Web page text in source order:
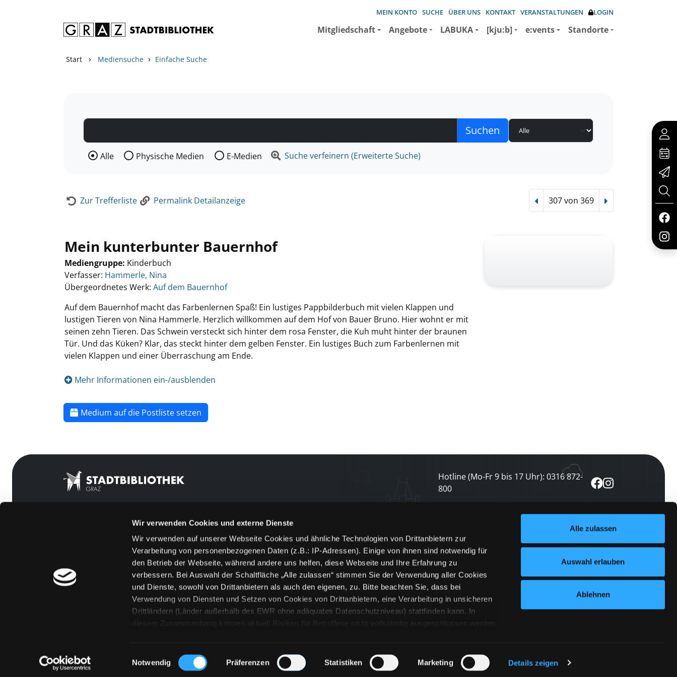
Wir verwenden Cookies und externe Dienste
Wir verwenden auf unserer Webseite Cookies und ähnliche Technologien von Drittanbietern zur
Verarbeitung von personenbezogenen Daten (z.B.: IP-Adressen). Einige von ihnen sind notwendig für
den Betrieb der Webseite, während andere uns helfen, diese Webseite und Ihre Erfahrung zu
verbessern. Bei Auswahl der Schaltfläche „Alle zulassen“ stimmen Sie der Verwendung aller Cookies
und Dienste, sowohl von Drittanbietern als auch den eigenen, zu. Bitte beachten Sie, dass bei
Verwendung von Diensten und Setzen von Cookies von Drittanbietern, eine Verarbeitung in unsicheren
Drittländern (Länder außerhalb des EWR ohne adäquates Datenschutzniveau) stattfinden kann. In
diesem Zusammenhang können aktuell Risiken für Betroffene nicht vollständig ausgeschlossen werden.
„Details zeigen“ finden Sie Erklärungen zu den verschiedenen Kategorien von Cookies und ähnlichen
Technologien. Selbstverständlich können Sie über unsere „Cookie-Einstellungen“ unter dem Button links
Einwilligungsauswahl
Notwendig Präferenzen Statistiken Marketing Details zeigen
Alle zulassen
Auswahl erlauben
Ablehnen
MEIN KONTO SUCHE ÜBER UNS KONTAKT VERANSTALTUNGEN LOGIN
Mitgliedschaft Angebote LABUKA [kju:b] e:vents Standorte
Start › Mediensuche › Einfache Suche
Wählen Sie die Medienart nach der Sie suchen wollen.
Alle Physische Medien E-Medien Suche verfeinern (Erweiterte Suche)
Zur Trefferliste Permalink Detailanzeige Vorheriger Treffer
307 von 369 Nächster Treffer
Mein kunterbunter Bauernhof
Mediengruppe: Kinderbuch
Verfasser: Hammerle, Nina
Übergeordnetes Werk: Auf dem Bauernhof
Auf dem Bauernhof macht das Farbenlernen Spaß! Ein lustiges Pappbilderbuch mit vielen Klappen und
lustigen Tieren von Nina Hammerle. Herzlich willkommen auf dem Hof von Bauer Bruno. Hier wohnt er mit
seinen zehn Tieren. Das Schwein versteckt sich hinter dem rosa Fenster, die Kuh muht hinter der braunen
Tür. Und das Küken? Klar, das steckt hinter dem gelben Fenster. Ein lustiges Buch zum Farbenlernen mit
vielen Klappen und einer Überraschung am Ende.
Mehr Informationen ein-/ausblenden
Medium auf die Postliste setzen
Hotline (Mo-Fr 9 bis 17 Uhr): 0316 872-
800
[kju:b]
Feedback
Kontakt
Über uns
Jobs
Medienwunsch
FAQs
Newsletter abonnieren
und keine Veranstaltung verpassen
jetzt abonnieren